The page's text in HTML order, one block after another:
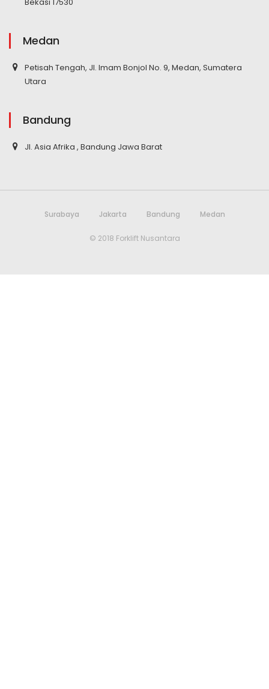
Medan
Petisah Tengah, Jl. Imam Bonjol No. 9, Medan, Sumatera
Utara
Bandung
Jl. Asia Afrika , Bandung Jawa Barat
Surabaya Jakarta Bandung Medan
© 2018 Forklift Nusantara